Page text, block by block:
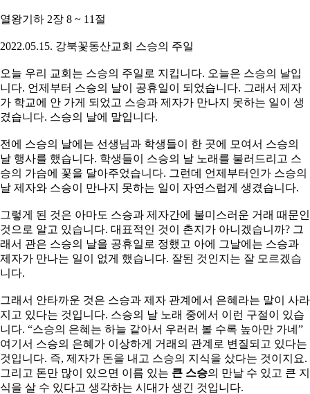
열왕기하 2장 8 ~ 11절
2022.05.15. 강북꽃동산교회 스승의 주일
오늘 우리 교회는 스승의 주일로 지킵니다. 오늘은 스승의 날입
니다. 언제부터 스승의 날이 공휴일이 되었습니다. 그래서 제자
가 학교에 안 가게 되었고 스승과 제자가 만나지 못하는 일이 생
겼습니다. 스승의 날에 말입니다.
전에 스승의 날에는 선생님과 학생들이 한 곳에 모여서 스승의
날 행사를 했습니다. 학생들이 스승의 날 노래를 불러드리고 스
승의 가슴에 꽃을 달아주었습니다. 그런데 언제부터인가 스승의
날 제자와 스승이 만나지 못하는 일이 자연스럽게 생겼습니다.
그렇게 된 것은 아마도 스승과 제자간에 불미스러운 거래 때문인
것으로 알고 있습니다. 대표적인 것이 촌지가 아니겠습니까? 그
래서 관은 스승의 날을 공휴일로 정했고 아에 그날에는 스승과
제자가 만나는 일이 없게 했습니다. 잘된 것인지는 잘 모르겠습
니다.
그래서 안타까운 것은 스승과 제자 관계에서 은혜라는 말이 사라
지고 있다는 것입니다. 스승의 날 노래 중에서 이런 구절이 있습
니다. “스승의 은혜는 하늘 같아서 우러러 볼 수록 높아만 가네”
여기서 스승의 은혜가 이상하게 거래의 관계로 변질되고 있다는
것입니다. 즉, 제자가 돈을 내고 스승의 지식을 샀다는 것이지요.
그리고 돈만 많이 있으면 이름 있는 큰 스승의 만날 수 있고 큰 지
식을 살 수 있다고 생각하는 시대가 생긴 것입니다.